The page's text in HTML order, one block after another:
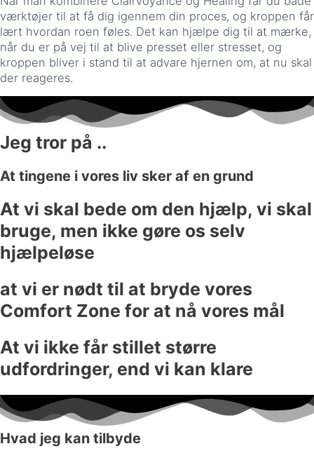
værktøjer til at få dig igennem din proces, og kroppen får
lært hvordan roen føles. Det kan hjælpe dig til at mærke,
når du er på vej til at blive presset eller stresset, og
kroppen bliver i stand til at advare hjernen om, at nu skal
der reageres.
Jeg tror på ..
At tingene i vores liv sker af en grund
At vi skal bede om den hjælp, vi skal
bruge, men ikke gøre os selv
hjælpeløse
at vi er nødt til at bryde vores
Comfort Zone for at nå vores mål
At vi ikke får stillet større
udfordringer, end vi kan klare
Hvad jeg kan tilbyde